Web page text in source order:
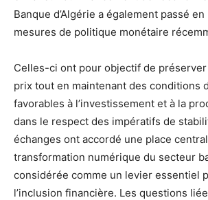
Banque d’Algérie a également passé
mesures de politique monétaire
Celles-ci ont pour objectif de
prix tout en maintenant des conditions
favorables à l’investissement et à la
dans le respect des impératifs de
échanges ont accordé une place
transformation numérique du secteur
considérée comme un levier essentiel
l’inclusion financière. Les questions